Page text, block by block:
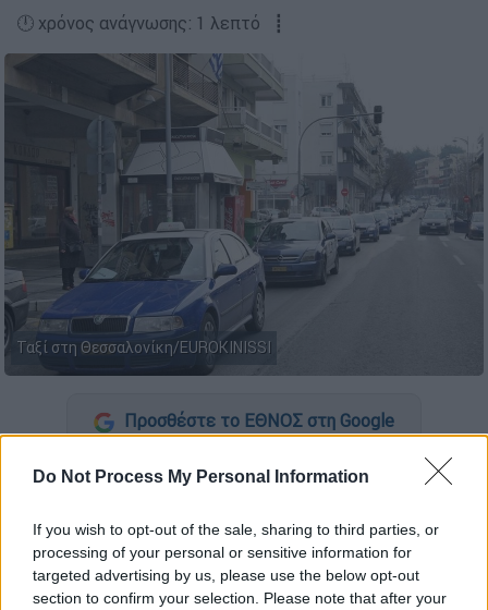
Do Not Process My Personal Information
If you wish to opt-out of the sale, sharing to third parties, or
processing of your personal or sensitive information for
targeted advertising by us, please use the below opt-out
section to confirm your selection. Please note that after your
🕛 χρόνος ανάγνωσης: 1 λεπτό ┋
Ταξί στη Θεσσαλονίκη/EUROKINISSI
Προσθέστε το ΕΘΝΟΣ στη Google
Συνελήφθηαπό αστυνομικούς της
58χρονος οδηγός ταξί, ο οποίος εμπλέκεται
σε υπόθεση τροχαίου ατυχήματοςμε
εγκατάλειψη.